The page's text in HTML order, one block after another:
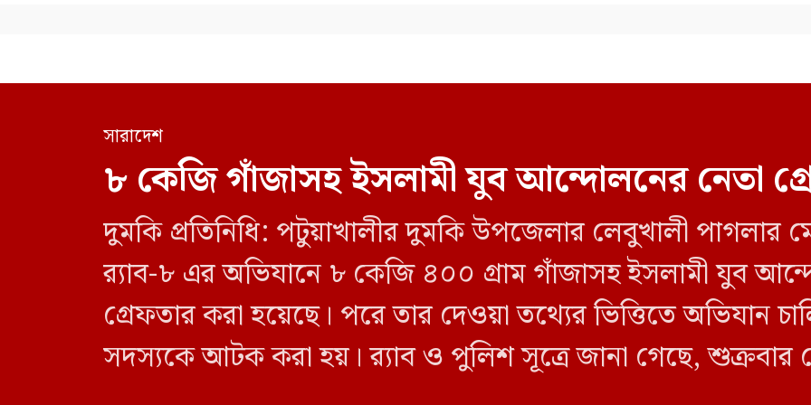
সারাদেশ
৮ কেজি গাঁজাসহ ইসলামী যুব আন্দোলনের নেতা
দুমকি প্রতিনিধি: পটুয়াখালীর দুমকি উপজেলার লেবুখালী পাগলার
র‍্যাব-৮ এর অভিযানে ৮ কেজি ৪০০ গ্রাম গাঁজাসহ ইসলামী যুব
গ্রেফতার করা হয়েছে। পরে তার দেওয়া তথ্যের ভিত্তিতে অভিযান
সদস্যকে আটক করা হয়। র‍্যাব ও পুলিশ সূত্রে জানা গেছে, শুক্রবার